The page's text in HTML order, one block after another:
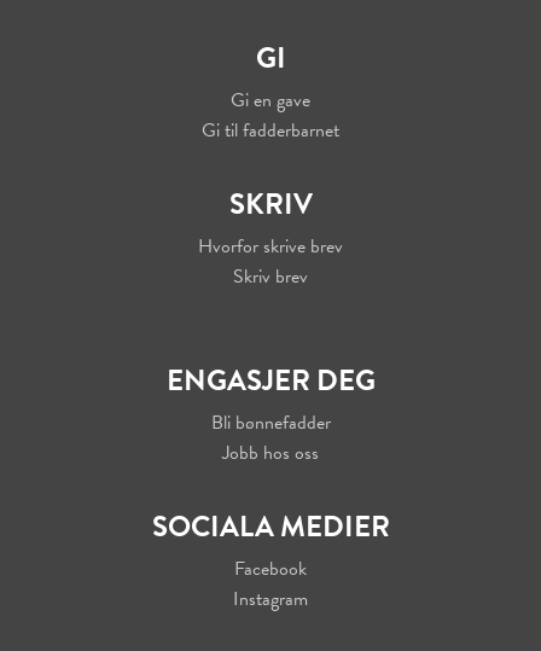
GI
Gi en gave
Gi til fadderbarnet
SKRIV
Hvorfor skrive brev
Skriv brev
ENGASJER DEG
Bli bønnefadder
Jobb hos oss
SOCIALA MEDIER
Facebook
Instagram